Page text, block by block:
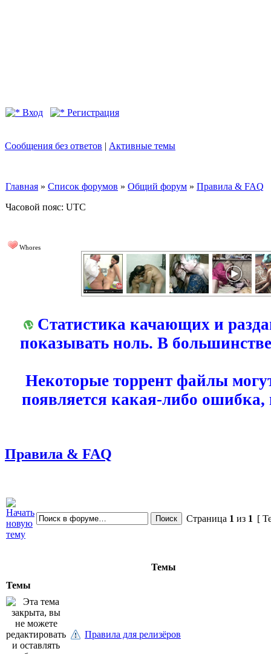
Вход Регистрация
Сообщения без ответов | Активные темы
Главная » Список форумов » Общий форум » Правила & FAQ
Часовой пояс: UTC
Whores
Статистика качающих и
показывать ноль. В
Некоторые торрент файлы
появляется какая-либо
Правила & FAQ
Страница 1 из 1 [
Темы
Темы
Правила для релизёров